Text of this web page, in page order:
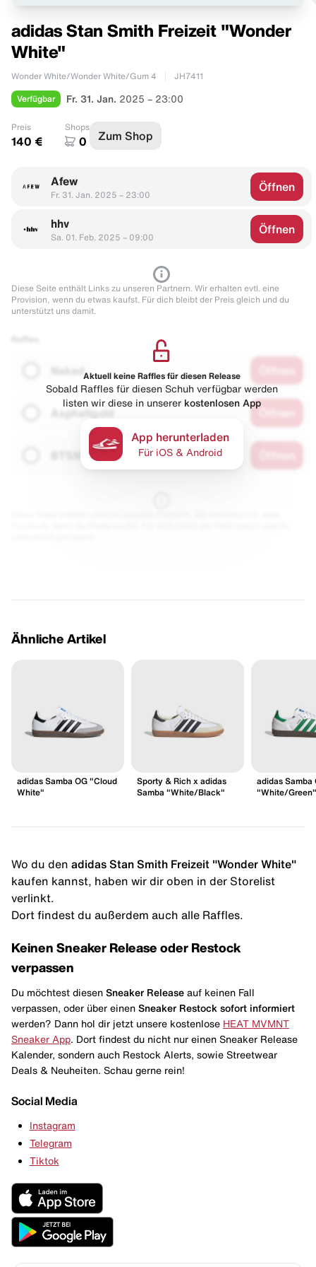
adidas Stan Smith Freizeit "Wonder
White"
Wonder White/Wonder White/Gum 4 JH7411
Verfügbar Fr. 31. Jan. 2025 – 23:00
Preis
140 €
Shops
0 Zum Shop
Afew
Fr. 31. Jan. 2025 – 23:00
Öffnen
hhv
Sa. 01. Feb. 2025 – 09:00
Öffnen
Diese Seite enthält Links zu unseren Partnern. Wir erhalten evtl. eine
Provision, wenn du etwas kaufst. Für dich bleibt der Preis gleich und du
unterstützt uns damit.
Naked
Asphaltgold
Aktuell keine Raffles für diesen Release
Sobald Raffles für diesen Schuh verfügbar werden
listen wir diese in unserer kostenlosen App
App herunterladen
Für iOS & Android
Ähnliche Artikel
adidas Samba OG "Cloud
White"
Sporty & Rich x adidas
Samba "White/Black"
adidas Samba
"White/Green"
Wo du den adidas Stan Smith Freizeit "Wonder White"
kaufen kannst, haben wir dir oben in der Storelist
verlinkt.
Dort findest du außerdem auch alle Raffles.
Keinen Sneaker Release oder Restock
verpassen
Du möchtest diesen Sneaker Release auf keinen Fall
verpassen, oder über einen Sneaker Restock sofort informiert
werden? Dann hol dir jetzt unsere kostenlose HEAT MVMNT
Sneaker App . Dort findest du nicht nur einen Sneaker Release
Kalender, sondern auch Restock Alerts, sowie Streetwear
Deals & Neuheiten. Schau gerne rein!
Social Media
Instagram
Telegram
Tiktok